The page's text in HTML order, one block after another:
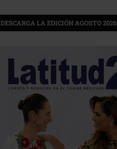
DESCARGA LA EDICIÓN AGOSTO 2026